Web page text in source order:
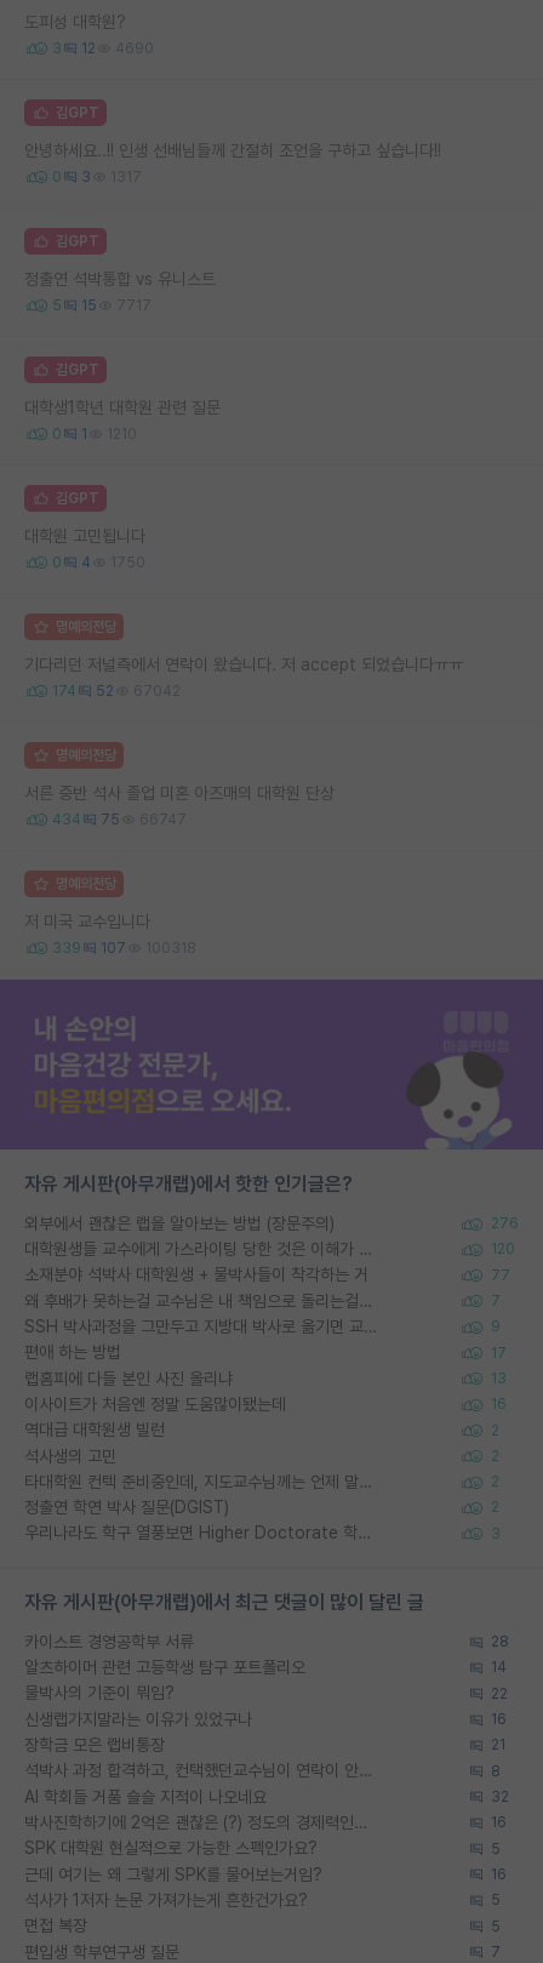
도피성 대학원?
3 12 4690
김GPT
안녕하세요..!! 인생 선배님들께 간절히 조언을 구하고 싶습니다!!
0 3 1317
김GPT
정출연 석박통합 vs 유니스트
5 15 7717
김GPT
대학생1학년 대학원 관련 질문
0 1 1210
김GPT
대학원 고민됩니다
0 4 1750
명예의전당
기다리던 저널측에서 연락이 왔습니다. 저 accept 되었습니다ㅠㅠ
174 52 67042
명예의전당
서른 중반 석사 졸업 미혼 아즈매의 대학원 단상
434 75 66747
명예의전당
저 미국 교수입니다
339 107 100318
자유 게시판(아무개랩)에서 핫한 인기글은?
외부에서 괜찮은 랩을 알아보는 방법 (장문주의) 276
대학원생들 교수에게 가스라이팅 당한 것은 이해가 갑니다. 안타깝네요. 120
소재분야 석박사 대학원생 + 물박사들이 착각하는 거 77
왜 후배가 못하는걸 교수님은 내 책임으로 돌리는걸까요? 7
SSH 박사과정을 그만두고 지방대 박사로 옮기면 교수의 꿈은 끝일까요? 9
편애 하는 방법 17
랩홈피에 다들 본인 사진 올리냐 13
이사이트가 처음엔 정말 도움많이됐는데 16
역대급 대학원생 빌런 2
석사생의 고민 2
타대학원 컨텍 준비중인데, 지도교수님께는 언제 말씀드려야 할까요? 2
정출연 학연 박사 질문(DGIST) 2
우리나라도 학구 열풍보면 Higher Doctorate 학위가 필요하다고 봅니다. 3
자유 게시판(아무개랩)에서 최근 댓글이 많이 달린 글
카이스트 경영공학부 서류 28
알츠하이머 관련 고등학생 탐구 포트폴리오 14
물박사의 기준이 뭐임? 22
신생랩가지말라는 이유가 있었구나 16
장학금 모은 랩비통장 21
석박사 과정 합격하고, 컨택했던교수님이 연락이 안됩니다... 8
AI 학회들 거품 슬슬 지적이 나오네요 32
박사진학하기에 2억은 괜찮은 (?) 정도의 경제력인가요 16
SPK 대학원 현실적으로 가능한 스펙인가요? 5
근데 여기는 왜 그렇게 SPK를 물어보는거임? 16
석사가 1저자 논문 가져가는게 흔한건가요? 5
면접 복장 5
편입생 학부연구생 질문 7